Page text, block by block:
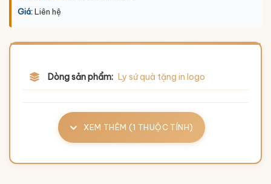
Giá:Liên hệ
Dòng sản phẩm: Ly sứ quà tặng in logo
XEM THÊM (1 THUỘC TÍNH)